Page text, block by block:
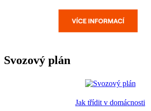
Svozový plán
Jak třídit v domácnosti